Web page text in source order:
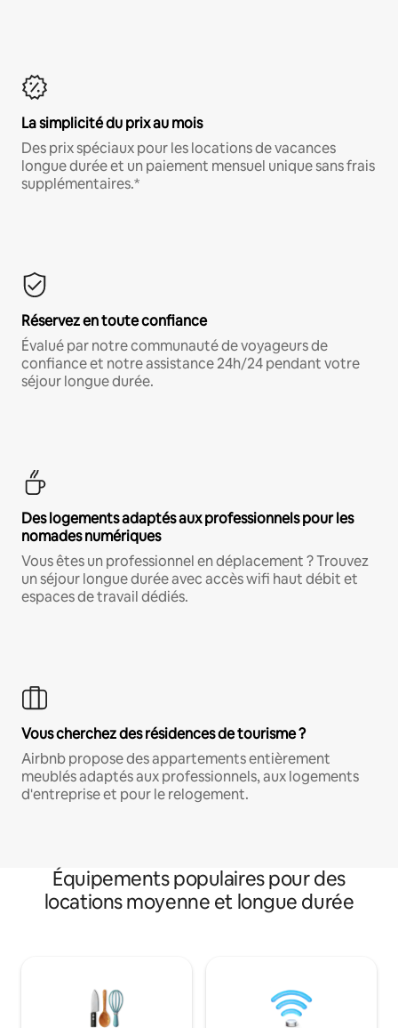
La simplicité du prix au mois
Des prix spéciaux pour les locations de vacances
longue durée et un paiement mensuel unique sans frais
supplémentaires.*
Réservez en toute confiance
Évalué par notre communauté de voyageurs de
confiance et notre assistance 24h/24 pendant votre
séjour longue durée.
Des logements adaptés aux professionnels pour les
nomades numériques
Vous êtes un professionnel en déplacement ? Trouvez
un séjour longue durée avec accès wifi haut débit et
espaces de travail dédiés.
Vous cherchez des résidences de tourisme ?
Airbnb propose des appartements entièrement
meublés adaptés aux professionnels, aux logements
d'entreprise et pour le relogement.
Équipements populaires pour des
locations moyenne et longue durée